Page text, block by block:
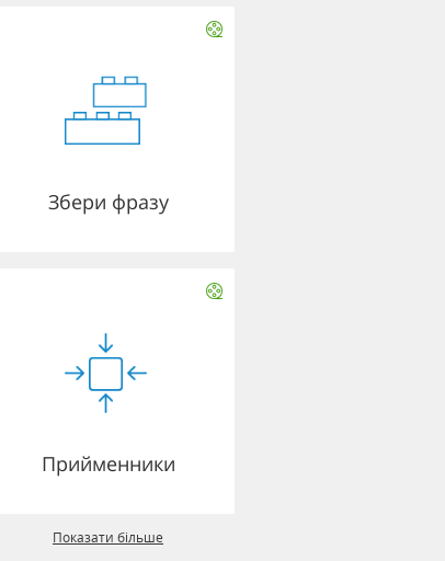
Збери фразу
Прийменники
Показати більше